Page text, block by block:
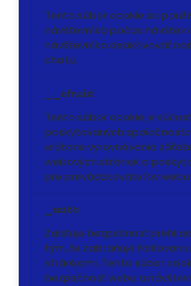
Tento súbor cookie sa
návštevníka počas návštev
návštevníka deaktivovať
chatu.
__cfruid
Tento súbor cookie je
poskytovaných
vrátane vyrovnávania
webových stránok a
pre prevádzkovateľov
_auth
Zaisťuje bezpečnosť
tým, že zabraňuje
stránkami. Tento súbor
bezpečnosť webu a